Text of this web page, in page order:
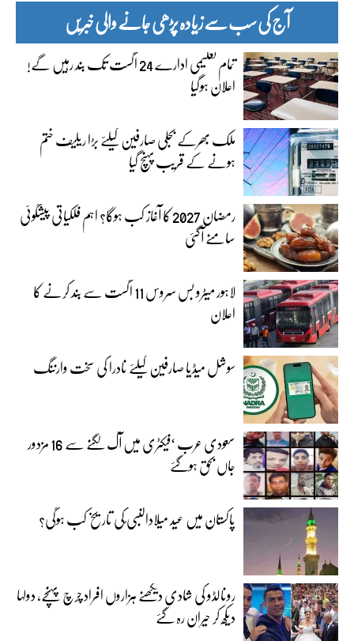
آج کی سب سے زیادہ پڑھی جانے والی خبریں
تمام تعلیمی ادارے 24 اگست تک بند رہیں گے!
اعلان ہوگیا
ملک بھرکے بجلی صارفین کیلئے بڑا ریلیف ختم
ہونے کے قریب پہنچ گیا
رمضان 2027 کا آغاز کب ہوگا؟ اہم فلکیاتی پیشگوئی
سامنے آگئی
لاہور میٹرو بس سروس 11 اگست سے بند کرنے کا
اعلان
سوشل میڈیا صارفین کیلئے نادرا کی سخت وارننگ
سعودی عرب ‘فیکٹری میں آگ لگنے سے 16 مزدور
جاں بحق ہوگئے
پاکستان میں عید میلادالنبی ؐکی تاریخ کب ہوگی؟
رونالڈو کی شادی دیکھنے ہزاروں افراد چرچ پہنچے، دولہا
دیکھ کر حیران رہ گئے